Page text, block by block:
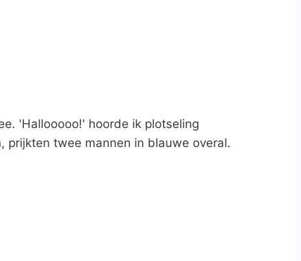
'Hallooooo!' hoorde ik plotseling
prijkten twee mannen in blauwe overal.